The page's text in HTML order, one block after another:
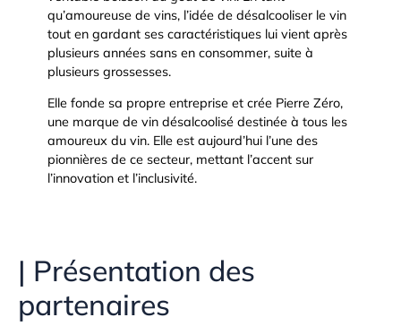
qu’amoureuse de vins, l’idée de désalcooliser le vin
tout en gardant ses caractéristiques lui vient après
plusieurs années sans en consommer, suite à
plusieurs grossesses.
Elle fonde sa propre entreprise et crée Pierre Zéro,
une marque de vin désalcoolisé destinée à tous les
amoureux du vin. Elle est aujourd’hui l’une des
pionnières de ce secteur, mettant l’accent sur
l’innovation et l’inclusivité.
| Présentation des
partenaires